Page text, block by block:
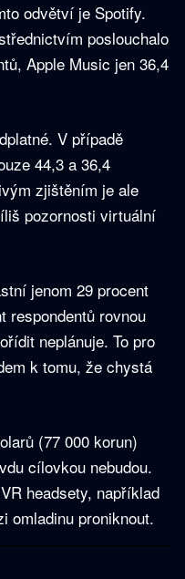
odvětví je Spotify.
poslouchalo
Apple Music jen 36,4
V případě
44,3 a 36,4
zjištěním je ale
pozornosti virtuální
jenom 29 procent
respondentů rovnou
neplánuje. To pro
k tomu, že chystá
(77 000 korun)
cílovkou nebudou.
headsety, například
omladinu proniknout.